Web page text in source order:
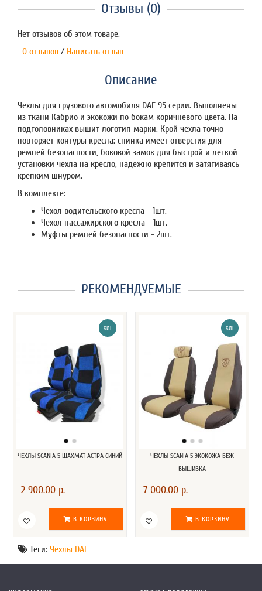
Отзывы (0)
Нет отзывов об этом товаре.
0 отзывов / Написать отзыв
Описание
Чехлы для грузового автомобиля DAF 95 серии. Выполнены
из ткани Кабрио и экокожи по бокам коричневого цвета. На
подголовниках вышит логотип марки. Крой чехла точно
повторяет контуры кресла: спинка имеет отверстия для
ремней безопасности, боковой замок для быстрой и легкой
установки чехла на кресло, надежно крепится и затягиваясь
крепким шнуром.
В комплекте:
Чехол водительского кресла - 1шт.
Чехол пассажирского кресла - 1шт.
Муфты ремней безопасности - 2шт.
РЕКОМЕНДУЕМЫЕ
ХИТ
ЧЕХЛЫ SCANIA 5 ШАХМАТ АСТРА СИНИЙ
2 900.00 р.
В КОРЗИНУ
ХИТ
ЧЕХЛЫ SCANIA 5 ЭКОКОЖА БЕЖ
ВЫШИВКА
7 000.00 р.
В КОРЗИНУ
Теги: Чехлы DAF